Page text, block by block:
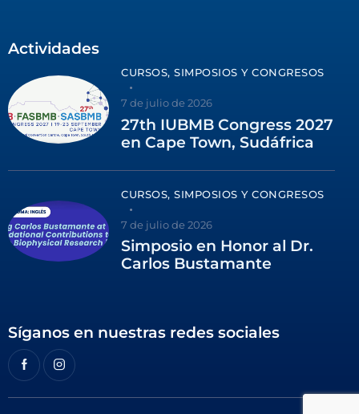
Actividades
CURSOS, SIMPOSIOS Y CONGRESOS
7 de julio de 2026
27th IUBMB Congress 2027
en Cape Town, Sudáfrica
CURSOS, SIMPOSIOS Y CONGRESOS
7 de julio de 2026
Simposio en Honor al Dr.
Carlos Bustamante
Síganos en nuestras redes sociales